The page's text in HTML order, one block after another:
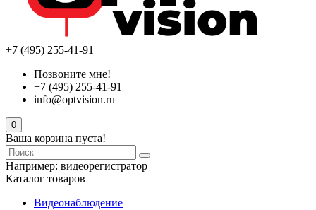
+7 (495) 255-41-91
Позвоните мне!
+7 (495) 255-41-91
info@optvision.ru
0
Ваша корзина пуста!
Например: видеорегистратор
Каталог товаров
Видеонаблюдение